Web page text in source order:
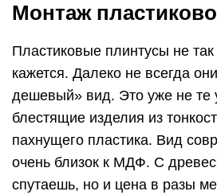
Монтаж
Пластиковые плинтусы не так
кажется. Далеко не всегда
дешевый» вид. Это уже не те
блестящие изделия из
пахнущего пластика. Вид
очень близок к МДФ. С
спутаешь, но и цена в разы